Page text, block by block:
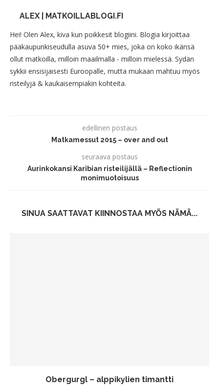
ALEX | MATKOILLABLOGI.FI
Hei! Olen Alex, kiva kun poikkesit blogiini. Blogia kirjoittaa
pääkaupunkiseudulla asuva 50+ mies, joka on koko ikänsä
ollut matkoilla, milloin maailmalla - milloin mielessä. Sydän
sykkii ensisijaisesti Euroopalle, mutta mukaan mahtuu myös
risteilyjä & kaukaisempiakin kohteita.
edellinen postaus
Matkamessut 2015 – over and out
seuraava postaus
Aurinkokansi Karibian risteilijällä – Reflectionin
monimuotoisuus
SINUA SAATTAVAT KIINNOSTAA MYÖS NÄMÄ...
Obergurgl – alppikylien timantti